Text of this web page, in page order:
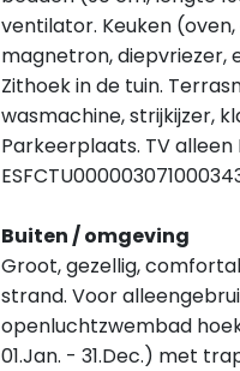
ventilator. Keuken
magnetron, diepvriezer,
Zithoek in de tuin.
wasmachine, strijkijzer,
Parkeerplaats. TV alleen
Buiten / omgeving
Groot, gezellig,
strand. Voor
openluchtzwembad
01.Jan. - 31.Dec.) met